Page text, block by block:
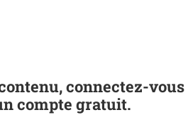
connectez-vous
compte gratuit.